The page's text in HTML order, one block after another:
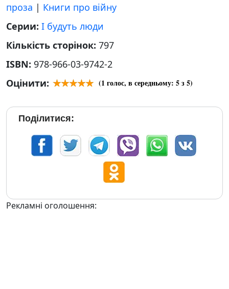
проза | Книги про війну
Серии: І будуть люди
Кількість сторінок: 797
ISBN: 978-966-03-9742-2
Оцінити:
(1 голос, в середньому: 5з 5)
Поділитися:
Рекламні оголошення: